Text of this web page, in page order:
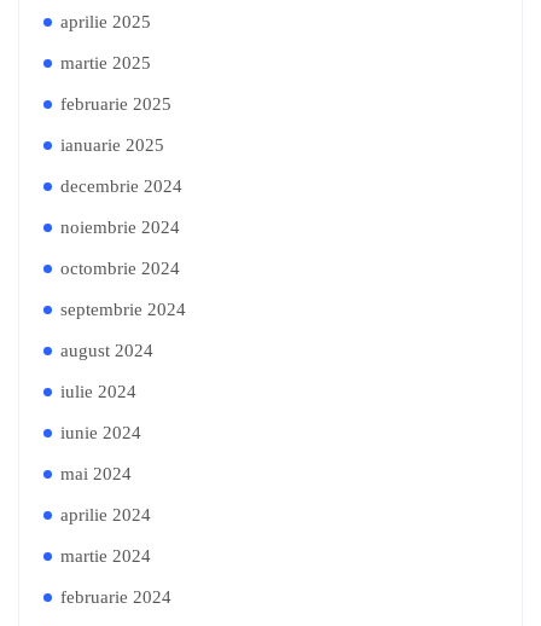
aprilie 2025
martie 2025
februarie 2025
ianuarie 2025
decembrie 2024
noiembrie 2024
octombrie 2024
septembrie 2024
august 2024
iulie 2024
iunie 2024
mai 2024
aprilie 2024
martie 2024
februarie 2024